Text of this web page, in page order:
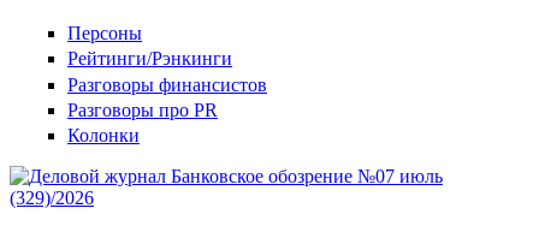
Персоны
Рейтинги/Рэнкинги
Разговоры финансистов
Разговоры про PR
Колонки